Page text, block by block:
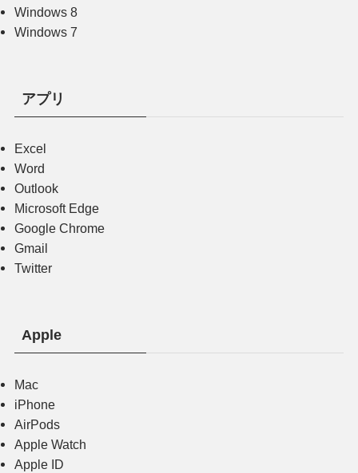
Windows 8
Windows 7
アプリ
Excel
Word
Outlook
Microsoft Edge
Google Chrome
Gmail
Twitter
Apple
Mac
iPhone
AirPods
Apple Watch
Apple ID